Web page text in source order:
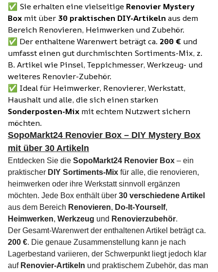
✅ Sie erhalten eine vielseitige Renovier Mystery
Box mit über 30 praktischen DIY-Artikelnaus dem
Bereich Renovieren, Heimwerken und Zubehör.
✅ Der enthaltene Warenwert beträgt ca. 200 € und
umfasst einen gut durchmischten Sortiments-Mix, z.
B. Artikel wie Pinsel, Teppichmesser, Werkzeug- und
weiteres Renovier-Zubehör.
✅ Ideal für Heimwerker, Renovierer, Werkstatt,
Haushalt und alle, die sich einen starken
Sonderposten-Mix mit echtem Nutzwert sichern
möchten.
SopoMarkt24 Renovier Box – DIY Mystery Box
mit über 30 Artikeln
Entdecken Sie die SopoMarkt24 Renovier Box – ein
praktischer DIY Sortiments-Mix für alle, die renovieren,
heimwerken oder ihre Werkstatt sinnvoll ergänzen
möchten. Jede Box enthält über 30 verschiedene Artikel
aus dem Bereich Renovieren, Do-It-Yourself,
Heimwerken, Werkzeug und Renovierzubehör.
Der Gesamt-Warenwert der enthaltenen Artikel beträgt ca.
200 €. Die genaue Zusammenstellung kann je nach
Lagerbestand variieren, der Schwerpunkt liegt jedoch klar
auf Renovier-Artikeln und praktischem Zubehör, das man